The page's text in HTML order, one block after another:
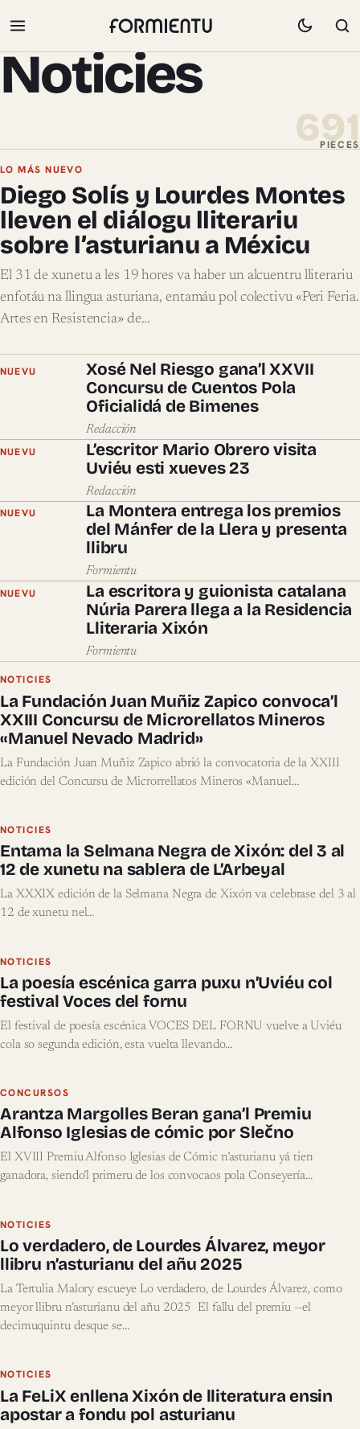
Noticies
691
PIECES
Pieces de Noticies
LO MÁS NUEVO
Diego Solís y Lourdes Montes
lleven el diálogu lliterariu
sobre l’asturianu a Méxicu
El 31 de xunetu a les 19 hores va haber un alcuentru lliterariu
enfotáu na llingua asturiana, entamáu pol colectivu «Peri Feria.
Artes en Resistencia» de…
NUEVU
Xosé Nel Riesgo gana’l XXVII
Concursu de Cuentos Pola
Oficialidá de Bimenes
Redacción
NUEVU
L’escritor Mario Obrero visita
Uviéu esti xueves 23
Redacción
NUEVU
La Montera entrega los premios
del Mánfer de la Llera y presenta
llibru
Formientu
NUEVU
La escritora y guionista catalana
Núria Parera llega a la Residencia
Lliteraria Xixón
Formientu
NOTICIES
La Fundación Juan Muñiz Zapico convoca’l
XXIII Concursu de Microrellatos Mineros
«Manuel Nevado Madrid»
La Fundación Juan Muñiz Zapico abrió la convocatoria de la XXIII
edición del Concursu de Microrrellatos Mineros «Manuel…
NOTICIES
Entama la Selmana Negra de Xixón: del 3 al
12 de xunetu na sablera de L’Arbeyal
La XXXIX edición de la Selmana Negra de Xixón va celebrase del 3 al
12 de xunetu nel…
NOTICIES
La poesía escénica garra puxu n’Uviéu col
festival Voces del fornu
El festival de poesía escénica VOCES DEL FORNU vuelve a Uviéu
cola so segunda edición, esta vuelta llevando…
CONCURSOS
Arantza Margolles Beran gana’l Premiu
Alfonso Iglesias de cómic por Slečno
El XVIII Premiu Alfonso Iglesias de Cómic n’asturianu yá tien
ganadora, siendo’l primeru de los convocaos pola Conseyería…
NOTICIES
Lo verdadero, de Lourdes Álvarez, meyor
llibru n’asturianu del añu 2025
La Tertulia Malory escueye Lo verdadero, de Lourdes Álvarez, como
meyor llibru n’asturianu del añu 2025 El fallu del premiu —el
decimuquintu desque se…
NOTICIES
La FeLiX enllena Xixón de lliteratura ensin
apostar a fondu pol asturianu